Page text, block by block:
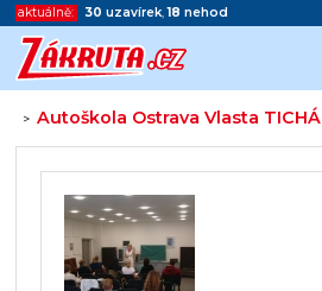
aktuálně: 30 uzavírek,18 nehod
>Autoškola Ostrava Vlasta TICHÁ
Začátek reklamy
Konec reklamy